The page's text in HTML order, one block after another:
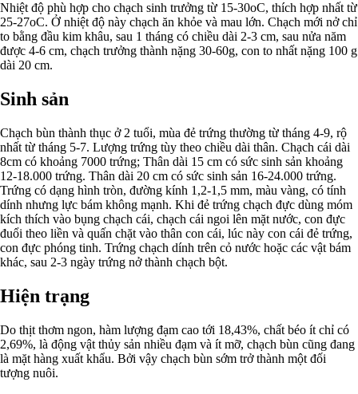
Nhiệt độ phù hợp cho chạch sinh trưởng từ 15-30oC, thích hợp nhất từ
25-27oC. Ở nhiệt độ này chạch ăn khỏe và mau lớn. Chạch mới nở chỉ
to bằng đầu kim khâu, sau 1 tháng có chiều dài 2-3 cm, sau nửa năm
được 4-6 cm, chạch trưởng thành nặng 30-60g, con to nhất nặng 100 g
dài 20 cm.
Sinh sản
Chạch bùn thành thục ở 2 tuổi, mùa đẻ trứng thường từ tháng 4-9, rộ
nhất từ tháng 5-7. Lượng trứng tùy theo chiều dài thân. Chạch cái dài
8cm có khoảng 7000 trứng; Thân dài 15 cm có sức sinh sản khoảng
12-18.000 trứng. Thân dài 20 cm có sức sinh sản 16-24.000 trứng.
Trứng có dạng hình tròn, đường kính 1,2-1,5 mm, màu vàng, có tính
dính nhưng lực bám không mạnh. Khi đẻ trứng chạch đực dùng móm
kích thích vào bụng chạch cái, chạch cái ngoi lên mặt nước, con đực
đuổi theo liền và quấn chặt vào thân con cái, lúc này con cái đẻ trứng,
con đực phóng tinh. Trứng chạch dính trên cỏ nước hoặc các vật bám
khác, sau 2-3 ngày trứng nở thành chạch bột.
Hiện trạng
Do thịt thơm ngon, hàm lượng đạm cao tới 18,43%, chất béo ít chỉ có
2,69%, là động vật thủy sản nhiều đạm và ít mỡ, chạch bùn cũng đang
là mặt hàng xuất khẩu. Bởi vậy chạch bùn sớm trở thành một đối
tượng nuôi.